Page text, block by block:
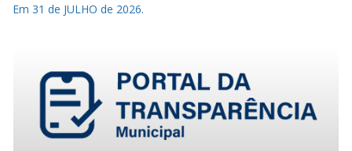
Em 31 de JULHO de 2026.